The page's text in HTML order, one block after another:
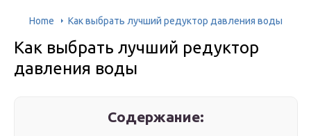
Home Как выбрать лучший редуктор давления воды
Как выбрать лучший редуктор
давления воды
Содержание: